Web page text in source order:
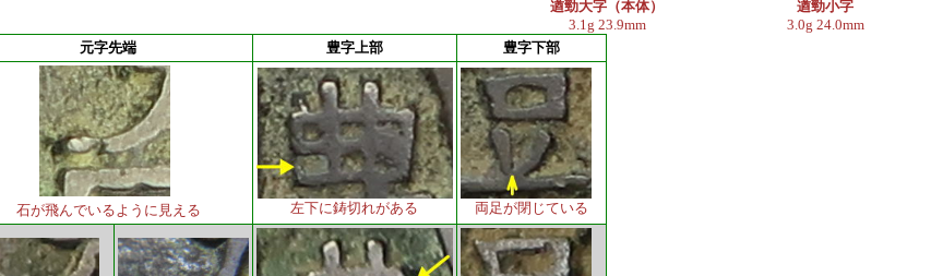
遒勁大字（本体）
3.1g 23.9mm
遒勁小字
3.0g 24.0mm
元字先端 豊字上部 豊字下部
石が飛んでいるように見える 左下に鋳切れがある 両足が閉じている